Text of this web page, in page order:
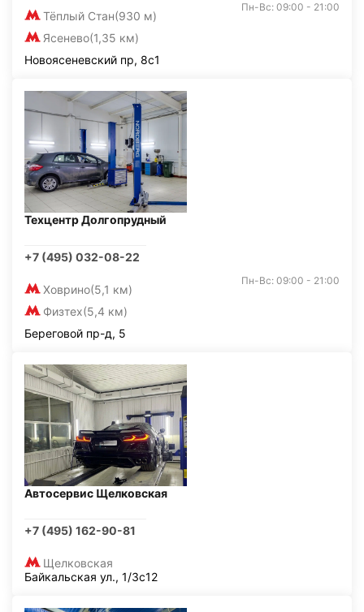
Тёплый Стан(930 м)
Ясенево(1,35 км)
Пн-Вс: 09:00 - 21:00
Новоясеневский пр, 8с1
Техцентр Долгопрудный
+7 (495) 032-08-22
Ховрино(5,1 км)
Физтех(5,4 км)
Пн-Вс: 09:00 - 21:00
Береговой пр-д, 5
Автосервис Щелковская
+7 (495) 162-90-81
Щелковская
Байкальская ул., 1/3с12